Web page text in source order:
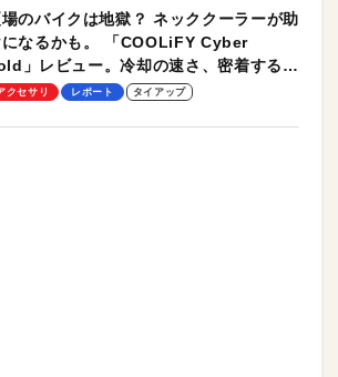
のバイクは地獄？ ネッククーラーが助
になるかも。 「COOLiFY Cyber
」レビュー。冷却の速さ、密着する冷
レート、シンプルな操作性がグッド！
クセサリ レポート タイアップ